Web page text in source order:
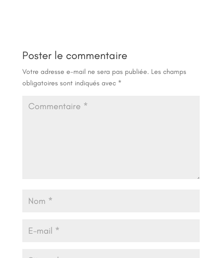
Poster le commentaire
Votre adresse e-mail ne sera pas publiée. Les champs
obligatoires sont indiqués avec *